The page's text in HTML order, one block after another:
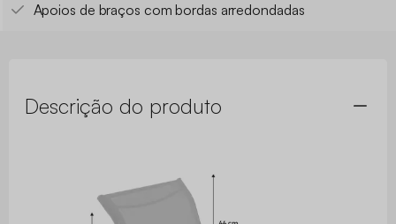
Apoios de braços com bordas arredondadas
Descrição do produto